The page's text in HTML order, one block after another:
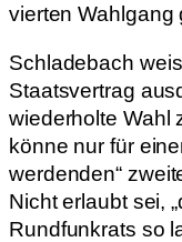
vierten Wahlgang
Schladebach
Staatsvertrag
wiederholte Wahl
könne nur für
werdenden“
Nicht erlaubt sei,
Rundfunkrats so